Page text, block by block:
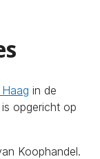
in de
opgericht op
Koophandel.